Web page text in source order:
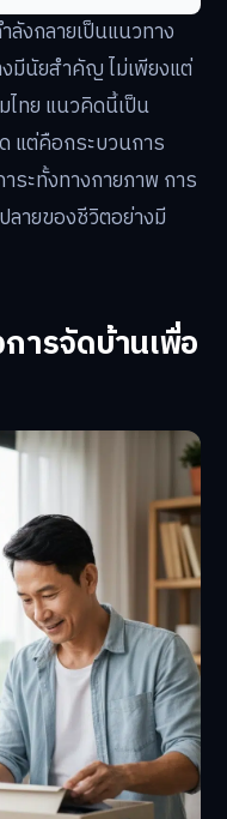
ลังกลายเป็นแนวทาง
มีนัยสำคัญ ไม่เพียงแต่
ไทย แนวคิดนี้เป็น
แต่คือกระบวนการ
ระทั้งทางกายภาพ การ
ลายของชีวิตอย่างมี
ารจัดบ้านเพื่อ